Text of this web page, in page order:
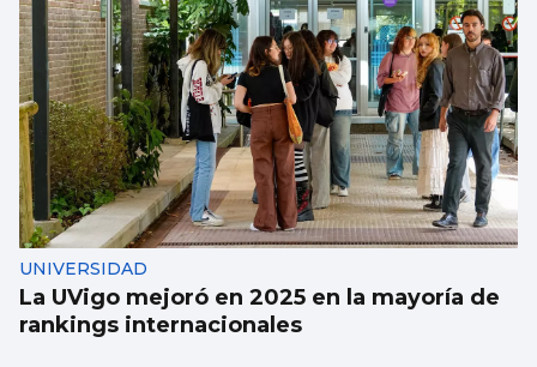
UNIVERSIDAD
La UVigo mejoró en 2025 en la mayoría de
rankings internacionales